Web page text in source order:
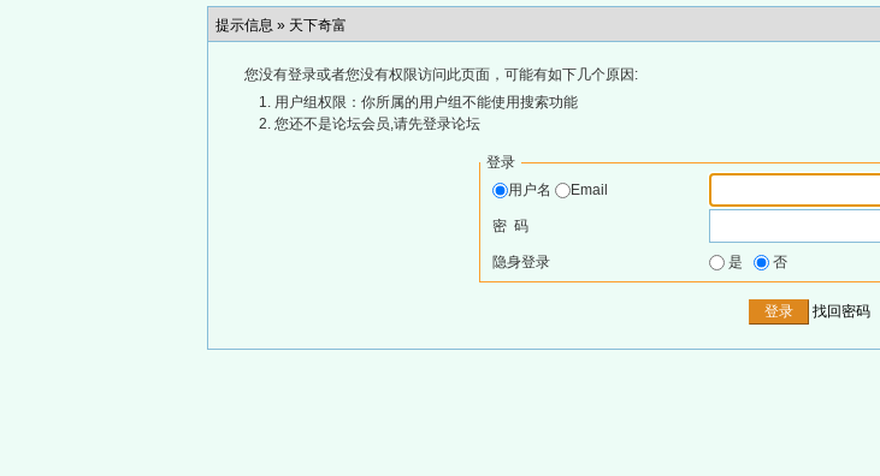
提示信息 » 天下奇富
您没有登录或者您没有权限访问此页面，可能有如下几个原因:
用户组权限：你所属的用户组不能使用搜索功能
您还不是论坛会员,请先登录论坛
登录
用户名
Email
密 码
隐身登录 是 否
找回密码